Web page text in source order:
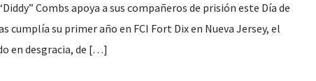
Combs apoya a sus compañeros de prisión este Día de
cumplía su primer año en FCI Fort Dix en Nueva Jersey, el
en desgracia, de […]